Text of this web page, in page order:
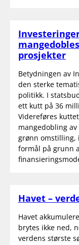
prosjekter
Betydningen av
den sterke
politikk. I
ett kutt på 36
Videreføres
mangedobling
grønn omstilling,
formål på grunn
Havet –
Havet
brytes ikke ned,
verdens største